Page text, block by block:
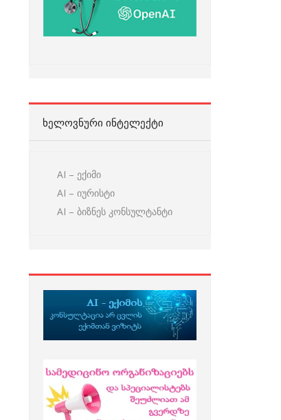
ᲮᲔᲚᲝᲕᲜᲣᲠᲘ ᲘᲜᲢᲔᲚᲔᲥᲢᲘ
AI – ექიმი
AI – იურისტი
AI – ბიზნეს კონსულტანტი